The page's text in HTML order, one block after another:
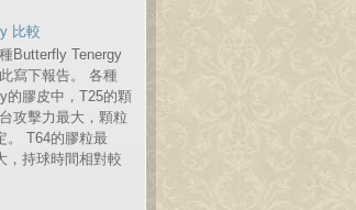
比較
Butterfly Tenergy
寫下報告。 各種
的膠皮中，T25的顆
攻擊力最大，顆粒
。 T64的膠粒最
，持球時間相對較